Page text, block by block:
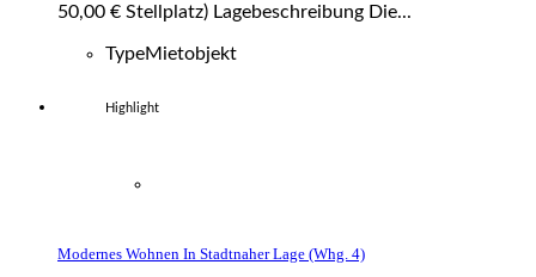
50,00 € Stellplatz) Lagebeschreibung Die...
TypeMietobjekt
Highlight
Modernes Wohnen In Stadtnaher Lage (whg. 4)